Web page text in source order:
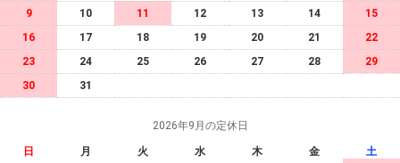
9
10 11 12 13 14
15
16
17 18 19 20 21
22
23
24 25 26 27 28
29
30
31
2026年9月の定休日
日 月 火 水 木 金
土